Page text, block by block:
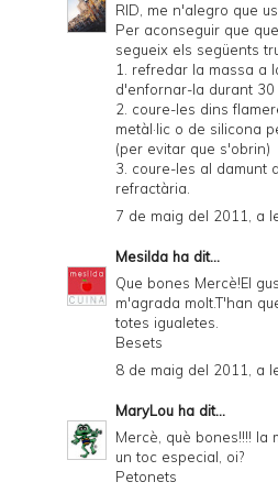
RID, me n'alegro que
Per aconseguir que
segueix els següents
1. refredar la massa a
d'enfornar-la durant 30
2. coure-les dins
metàl·lic o de silicona
(per evitar que s'obrin)
3. coure-les al damunt
refractària.
7 de maig del 2011, a
Mesilda ha dit...
Que bones Mercè!El
m'agrada molt.T'han
totes igualetes.
Besets
8 de maig del 2011, a
MaryLou ha dit...
Mercè, què bones!!!! la
un toc especial, oi?
Petonets